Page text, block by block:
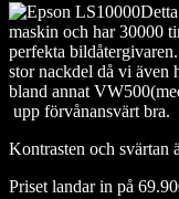
maskin och har 30000
perfekta
stor nackdel då vi även
bland annat
upp förvånansvärt bra.
Kontrasten och svärtan
Priset landar in på